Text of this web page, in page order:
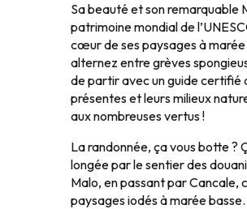
Sa beauté et son remarquable
patrimoine mondial de
cœur de ses paysages à
alternez entre grèves
de partir avec un guide certifié
présentes et leurs milieux
aux nombreuses vertus !
La randonnée, ça vous botte ?
longée par le sentier des
Malo, en passant par Cancale,
paysages iodés à marée